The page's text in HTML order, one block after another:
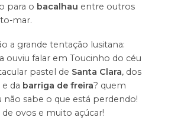
para o bacalhau entre outros
mar.
a grande tentação lusitana:
ouviu falar em Toucinho do céu
pastel de Santa Clara, dos
da barriga de freira? quem
não sabe o que está perdendo!
ovos e muito açúcar!